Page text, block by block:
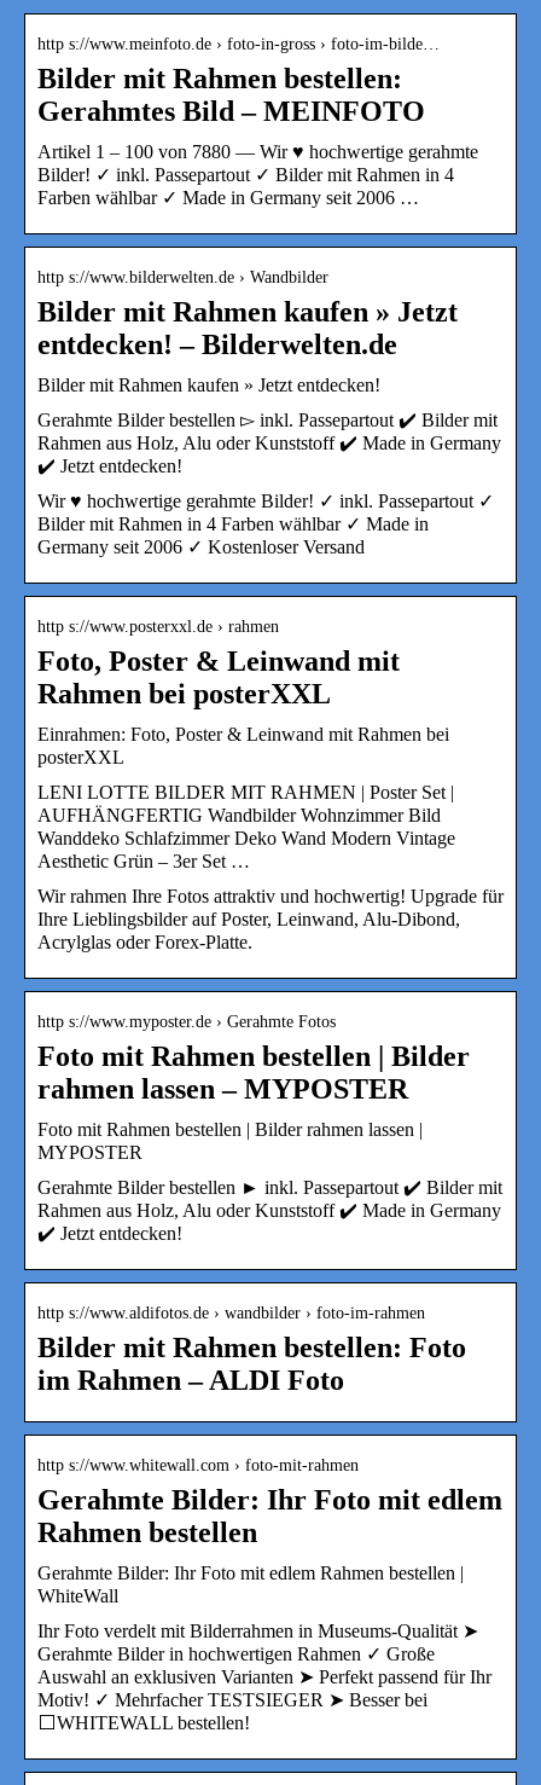
http s://www.meinfoto.de › foto-in-gross › foto-im-bilde…
Bilder mit Rahmen bestellen:
Gerahmtes Bild – MEINFOTO
Artikel 1 – 100 von 7880 — Wir ♥ hochwertige gerahmte
Bilder! ✓ inkl. Passepartout ✓ Bilder mit Rahmen in 4
Farben wählbar ✓ Made in Germany seit 2006 …
http s://www.bilderwelten.de › Wandbilder
Bilder mit Rahmen kaufen » Jetzt
entdecken! – Bilderwelten.de
Bilder mit Rahmen kaufen » Jetzt entdecken!
Gerahmte Bilder bestellen ▻ inkl. Passepartout ✔️ Bilder mit
Rahmen aus Holz, Alu oder Kunststoff ✔️ Made in Germany
✔️ Jetzt entdecken!
Wir ♥ hochwertige gerahmte Bilder! ✓ inkl. Passepartout ✓
Bilder mit Rahmen in 4 Farben wählbar ✓ Made in
Germany seit 2006 ✓ Kostenloser Versand
http s://www.posterxxl.de › rahmen
Foto, Poster & Leinwand mit
Rahmen bei posterXXL
Einrahmen: Foto, Poster & Leinwand mit Rahmen bei
posterXXL
LENI LOTTE BILDER MIT RAHMEN | Poster Set |
AUFHÄNGFERTIG Wandbilder Wohnzimmer Bild
Wanddeko Schlafzimmer Deko Wand Modern Vintage
Aesthetic Grün – 3er Set …
Wir rahmen Ihre Fotos attraktiv und hochwertig! Upgrade für
Ihre Lieblingsbilder auf Poster, Leinwand, Alu-Dibond,
Acrylglas oder Forex-Platte.
http s://www.myposter.de › Gerahmte Fotos
Foto mit Rahmen bestellen | Bilder
rahmen lassen – MYPOSTER
Foto mit Rahmen bestellen | Bilder rahmen lassen |
MYPOSTER
Gerahmte Bilder bestellen ► inkl. Passepartout ✔️ Bilder mit
Rahmen aus Holz, Alu oder Kunststoff ✔️ Made in Germany
✔️ Jetzt entdecken!
http s://www.aldifotos.de › wandbilder › foto-im-rahmen
Bilder mit Rahmen bestellen: Foto
im Rahmen – ALDI Foto
http s://www.whitewall.com › foto-mit-rahmen
Gerahmte Bilder: Ihr Foto mit edlem
Rahmen bestellen
Gerahmte Bilder: Ihr Foto mit edlem Rahmen bestellen |
WhiteWall
Ihr Foto verdelt mit Bilderrahmen in Museums-Qualität ➤
Gerahmte Bilder in hochwertigen Rahmen ✓ Große
Auswahl an exklusiven Varianten ➤ Perfekt passend für Ihr
Motiv! ✓ Mehrfacher TESTSIEGER ➤ Besser bei
⬜WHITEWALL bestellen!